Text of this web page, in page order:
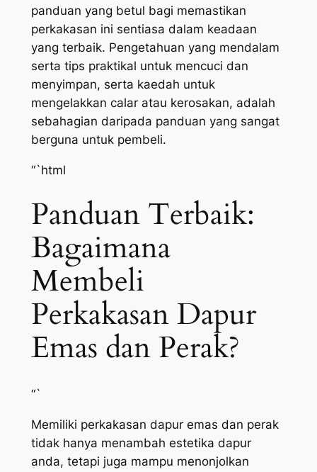
panduan yang betul bagi memastikan
perkakasan ini sentiasa dalam keadaan
yang terbaik. Pengetahuan yang mendalam
serta tips praktikal untuk mencuci dan
menyimpan, serta kaedah untuk
mengelakkan calar atau kerosakan, adalah
sebahagian daripada panduan yang sangat
berguna untuk pembeli.
“`html
Panduan Terbaik:
Bagaimana
Membeli
Perkakasan Dapur
Emas dan Perak?
“`
Memiliki perkakasan dapur emas dan perak
tidak hanya menambah estetika dapur
anda, tetapi juga mampu menonjolkan